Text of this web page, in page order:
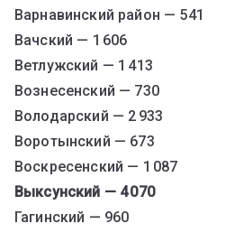
Варнавинский район — 541
Вачский — 1 606
Ветлужский — 1 413
Вознесенский — 730
Володарский — 2 933
Воротынский — 673
Воскресенский — 1 087
Выксунский — 4 070
Гагинский — 960